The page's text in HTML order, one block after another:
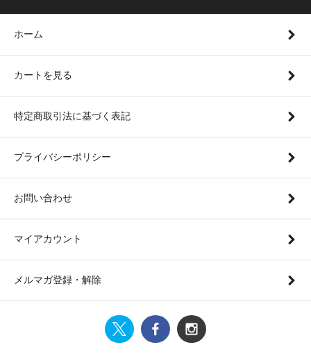
ホーム
カートを見る
特定商取引法に基づく表記
プライバシーポリシー
お問い合わせ
マイアカウント
メルマガ登録・解除